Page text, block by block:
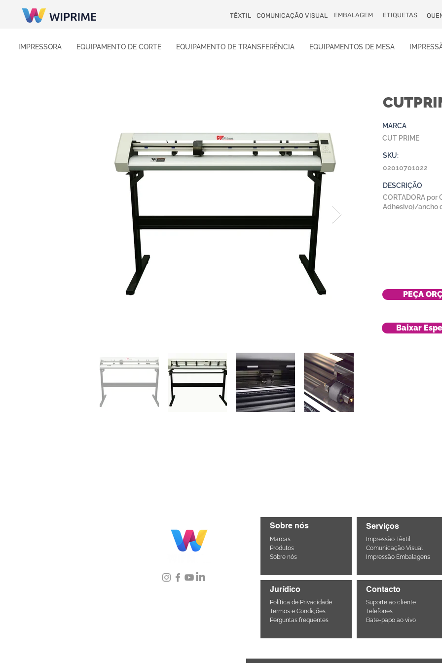
TÊXTIL COMUNICAÇÃO VISUAL EMBALAGEM ETIQUETAS
IMPRESSORA EQUIPAMENTO DE CORTE EQUIPAMENTO DE TRANSFERÊNCIA EQUIPAMENTOS DE MESA
MARCA
CUT PRIME
SKU:
02010701022
DESCRIÇÃO
CORTADORA por
Adhesivo)/ancho
PEÇA
Baixar
Sobre nós
Marcas
Produtos
Sobre nós
Jurídico
Política de Privacidade
Termos e Condições
Perguntas frequentes
Serviços
Impressão Têxtil
Comunicação Visual
Impressão Embalagens
Contacto
Suporte ao cliente
Telefones
Bate-papo ao vivo